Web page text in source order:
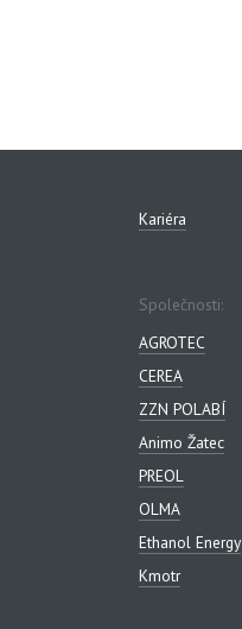
Kariéra
Společnosti:
AGROTEC
CEREA
ZZN POLABÍ
Animo Žatec
PREOL
OLMA
Ethanol Energy
Kmotr